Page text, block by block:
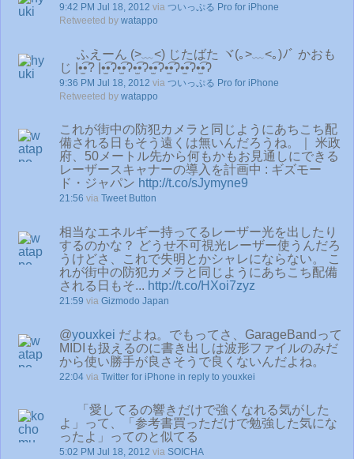
9:42 PM Jul 18, 2012 via ついっぷる Pro for iPhone
Retweeted by watappo
ふえーん (>﹏<) じたばた ヾ(｡>﹏<｡)ﾉﾞ かおも
じ |•̫͡•? |•̫͡•ʔ•̫͡•ʔ•̫͡•ʔ•̫͡•ʔ•̫͡•ʔ•̫͡•ʔ•̫͡•ʔ
9:36 PM Jul 18, 2012 via ついっぷる Pro for iPhone
Retweeted by watappo
これが街中の防犯カメラと同じようにあちこち配
備される日もそう遠くは無いんだろうね。｜ 米政
府、50メートル先から何もかもお見通しにできる
レーザースキャナーの導入を計画中 : ギズモー
ド・ジャパン http://t.co/sJymyne9
21:56 via Tweet Button
相当なエネルギー持ってるレーザー光を出したり
するのかな？ どうせ不可視光レーザー使うんだろ
うけどさ、これで失明とかシャレにならない。 こ
れが街中の防犯カメラと同じようにあちこち配備
される日もそ... http://t.co/HXoi7zyz
21:59 via Gizmodo Japan
@youxkei だよね。でもってさ、GarageBandって
MIDIも扱えるのに書き出しは波形ファイルのみだ
から使い勝手が良さそうで良くないんだよね。
22:04 via Twitter for iPhone in reply to youxkei
「愛してるの響きだけで強くなれる気がした
よ」って、「参考書買っただけで勉強した気にな
ったよ」ってのと似てる
5:02 PM Jul 18, 2012 via SOICHA